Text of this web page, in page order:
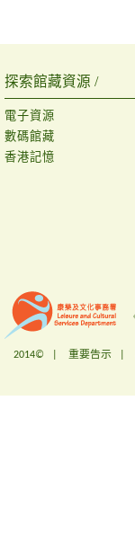
探索館藏資源 /
電子資源
數碼館藏
香港記憶
2014© | 重要告示